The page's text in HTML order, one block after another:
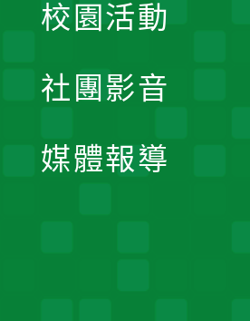
校園活動
社團影音
媒體報導